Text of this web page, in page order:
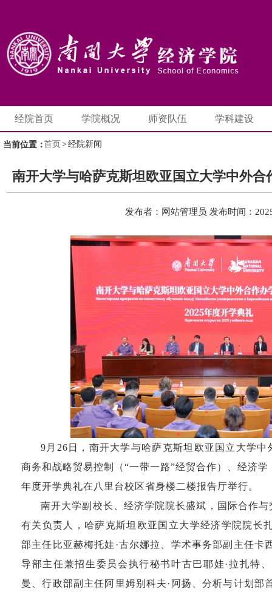
经院首页 学院概况 师资队伍 学科建设
当前位置：首页 > 经院新闻
南开大学与哈萨克斯坦欧亚国立大学中外
发布者：网站管理员 发布时间：
9月26日，南开大学与哈萨克斯坦欧亚国立大学
商务和战略贸易控制（“一带一路”经贸合作）、经济
年度开学典礼在八里台校区省身楼二楼报告厅举行。
南开大学副校长、经济学院院长盛斌，国际合作
有关负责人，哈萨克斯坦欧亚国立大学经济学院院长
部主任比亚赫梅托娃·古尔娜拉、学术事务部副主任卡
导部主任兼招生委员会执行秘书叶古巴耶娃·拉扎特
曼、行政部副主任阿里姆别科夫·阿扬、分析与计划部